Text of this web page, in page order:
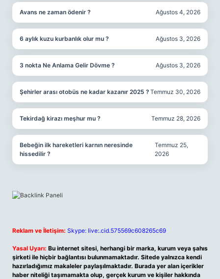
Avans ne zaman ödenir ? Ağustos 4, 2026
6 aylık kuzu kurbanlık olur mu ? Ağustos 3, 2026
3 nokta Ne Anlama Gelir Dövme ? Ağustos 3, 2026
Şehirler arası otobüs ne kadar kazanır 2025 ? Temmuz 30, 2026
Tekirdağ kirazı meşhur mu ? Temmuz 28, 2026
Bebeğin ilk hareketleri karnın neresinde
hissedilir ?
Temmuz 25,
2026
Reklam ve İletişim: Skype: live:.cid.575569c608265c69
Yasal Uyarı: Bu internet sitesi, herhangi bir marka, kurum veya şahıs
şirketi ile hiçbir bağlantısı bulunmamaktadır. Sitede yalnızca kendi
hazırladığımız makaleler paylaşılmaktadır. Burada yer alan içerikler
haber niteliği taşımamakta olup, gerçek kurum ve kişiler hakkında